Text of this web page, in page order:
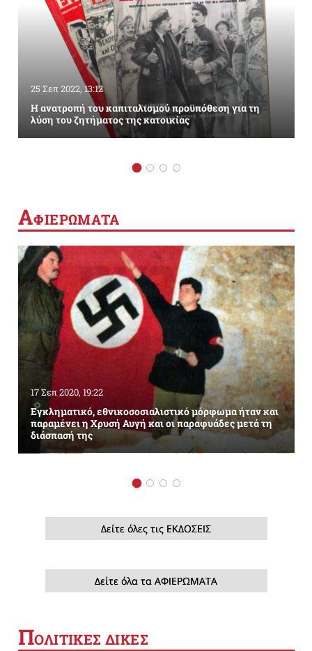
25 Σεπ 2022, 13:12
Η ανατροπή του καπιταλισμού προϋπόθεση για τη
λύση του ζητήματος της κατοικίας
ΑΦΙΕΡΩΜΑΤΑ
17 Σεπ 2020, 19:22
Εγκληματικό, εθνικοσοσιαλιστικό μόρφωμα ήταν και
παραμένει η Χρυσή Αυγή και οι παραφυάδες μετά τη
διάσπασή της
Δείτε όλες τις ΕΚΔΟΣΕΙΣ
Δείτε όλα τα ΑΦΙΕΡΩΜΑΤΑ
ΠΟΛΙΤΙΚΕΣ ΔΙΚΕΣ